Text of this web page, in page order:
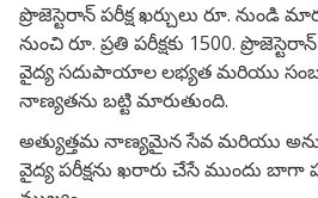
ప్రొజెస్టెరాన్ పరీక్ష ఖర్చులు రూ.
నుంచి రూ. ప్రతి పరీక్షకు 1500.
వైద్య సదుపాయాల లభ్యత మరియు
నాణ్యతను బట్టి మారుతుంది.
అత్యుత్తమ నాణ్యమైన సేవ మరియు
వైద్య పరీక్షను ఖరారు చేసే ముందు